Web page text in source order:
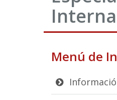
Menú de